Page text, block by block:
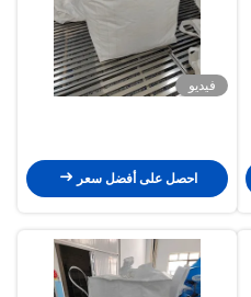
فيديو
احصل على أفضل سعر